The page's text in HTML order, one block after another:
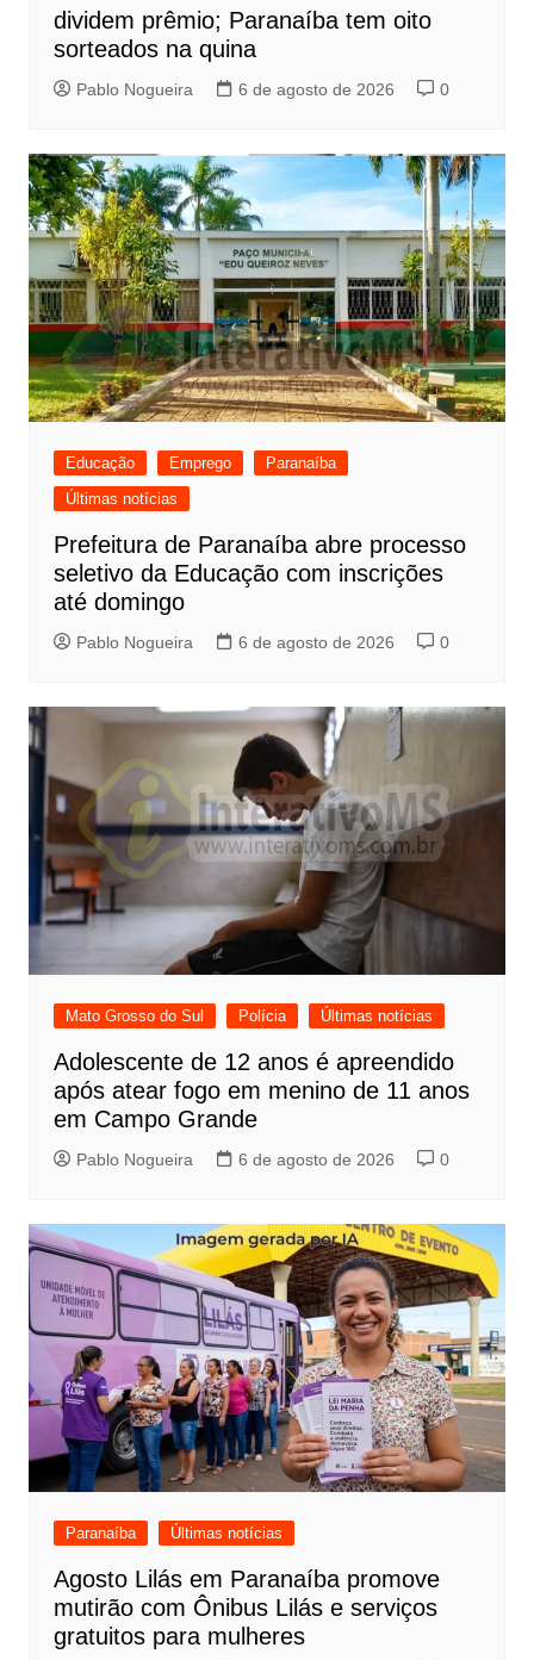
dividem prêmio; Paranaíba tem oito
sorteados na quina
Pablo Nogueira 6 de agosto de 2026 0
Educação Emprego
Paranaíba
Últimas notícias
Prefeitura de Paranaíba abre processo
seletivo da Educação com inscrições
até domingo
Pablo Nogueira 6 de agosto de 2026 0
Mato Grosso do Sul Polícia Últimas notícias
Adolescente de 12 anos é apreendido
após atear fogo em menino de 11 anos
em Campo Grande
Pablo Nogueira 6 de agosto de 2026 0
Paranaíba Últimas notícias
Agosto Lilás em Paranaíba promove
mutirão com Ônibus Lilás e serviços
gratuitos para mulheres